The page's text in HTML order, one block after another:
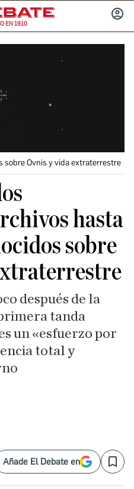
EN 1910
sobre Ovnis y vida extraterrestre
hasta
sobre
después de la
tanda
un «esfuerzo por
total y
Añade El Debate en Save